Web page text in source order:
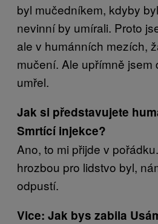
byl mučedníkem, kdyby
nevinní by umírali. Proto
ale v humánních mezích,
mučení. Ale upřímně jsem
umřel.
Jak si představujete
Smrtící injekce?
Ano, to mi přijde v
hrozbou pro lidstvo byl,
odpustí.
Vice: Jak bys zabila